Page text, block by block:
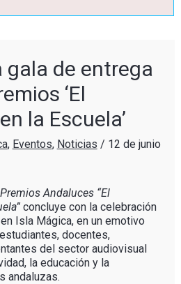
gala de entrega
‘El
la Escuela’
, Eventos, Noticias / 12 de junio
Premios Andaluces “El
concluye con la celebración
Isla Mágica, en un emotivo
docentes,
del sector audiovisual
la educación y la
andaluzas.